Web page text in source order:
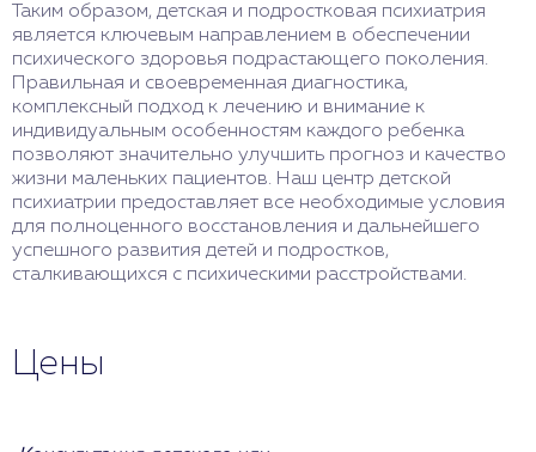
Таким образом, детская и подростковая психиатрия
является ключевым направлением в обеспечении
психического здоровья подрастающего поколения.
Правильная и своевременная диагностика,
комплексный подход к лечению и внимание к
индивидуальным особенностям каждого ребенка
позволяют значительно улучшить прогноз и качество
жизни маленьких пациентов. Наш центр детской
психиатрии предоставляет все необходимые условия
для полноценного восстановления и дальнейшего
успешного развития детей и подростков,
сталкивающихся с психическими расстройствами.
Цены